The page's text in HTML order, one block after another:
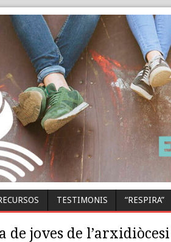
TESTIMONIS “RESPIRA”
de joves de